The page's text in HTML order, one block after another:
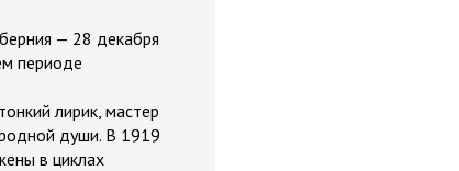
— 28 декабря
периоде
лирик, мастер
души. В 1919
в циклах